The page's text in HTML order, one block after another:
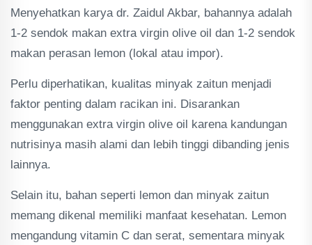
Menyehatkan karya dr. Zaidul Akbar, bahannya adalah
1-2 sendok makan extra virgin olive oil dan 1-2 sendok
makan perasan lemon (lokal atau impor).
Perlu diperhatikan, kualitas minyak zaitun menjadi
faktor penting dalam racikan ini. Disarankan
menggunakan extra virgin olive oil karena kandungan
nutrisinya masih alami dan lebih tinggi dibanding jenis
lainnya.
Selain itu, bahan seperti lemon dan minyak zaitun
memang dikenal memiliki manfaat kesehatan. Lemon
mengandung vitamin C dan serat, sementara minyak